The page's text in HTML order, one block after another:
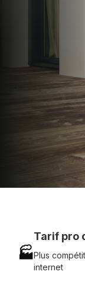
apporter :
d'achat -
service réactif
07 83
MON
Voir tous nos
🏭
Tarif pro
Plus
internet